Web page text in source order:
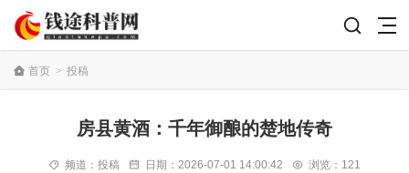
首页 > 投稿
房县黄酒：千年御酿的楚地传奇
频道： 投稿 日期： 2026-07-01 14:00:42 浏览：121